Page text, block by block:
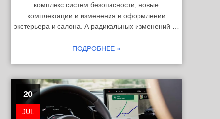
комплекс систем безопасности, новые
комплектации и изменения в оформлении
экстерьера и салона. А радикальных изменений …
ПОДРОБНЕЕ »
20
JUL